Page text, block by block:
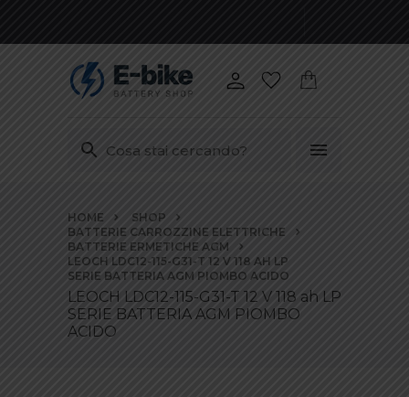
contenuti
HOME
SHOP
BATTERIE CARROZZINE ELETTRICHE
BATTERIE ERMETICHE AGM
LEOCH LDC12-115-G31-T 12 V 118 AH LP
SERIE BATTERIA AGM PIOMBO ACIDO
LEOCH LDC12-115-G31-T 12 V 118 ah LP
SERIE BATTERIA AGM PIOMBO
ACIDO